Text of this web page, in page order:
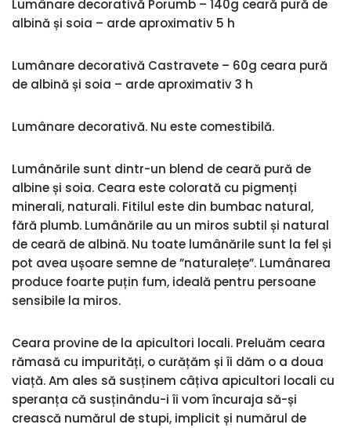
Lumânare decorativă Porumb – 140g ceară pură de
albină și soia – arde aproximativ 5 h
Lumânare decorativă Castravete – 60g ceara pură
de albină și soia – arde aproximativ 3 h
Lumânare decorativă. Nu este comestibilă.
Lumânările sunt dintr-un blend de ceară pură de
albine și soia. Ceara este colorată cu pigmenți
minerali, naturali. Fitilul este din bumbac natural,
fără plumb. Lumânările au un miros subtil și natural
de ceară de albină. Nu toate lumânările sunt la fel și
pot avea ușoare semne de ”naturalețe”. Lumânarea
produce foarte puțin fum, ideală pentru persoane
sensibile la miros.
Ceara provine de la apicultori locali. Preluăm ceara
rămasă cu impurități, o curățăm și îi dăm o a doua
viață. Am ales să susținem câțiva apicultori locali cu
speranța că susținându-i îi vom încuraja să-și
crească numărul de stupi, implicit și numărul de